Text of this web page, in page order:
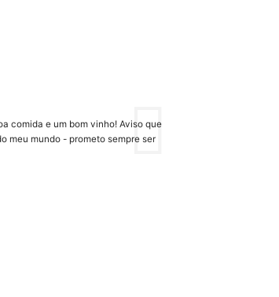
comida e um bom vinho! Aviso que
meu mundo - prometo sempre ser